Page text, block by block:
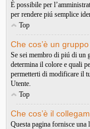
È possibile per
per rendere piú semplice
Top
Che cos’è un
Se sei membro di piú di un
determina il colore e quali
permetterti di modificare il
Utente.
Top
Che cos’è il
Questa pagina fornisce